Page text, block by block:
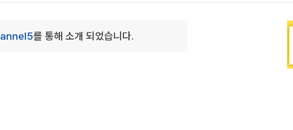
를 통해 소개 되었습니다.